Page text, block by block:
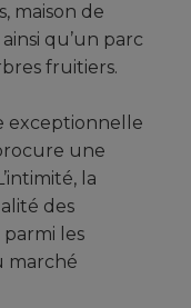
maison de
qu’un parc
fruitiers.
exceptionnelle
une
la
des
les
marché